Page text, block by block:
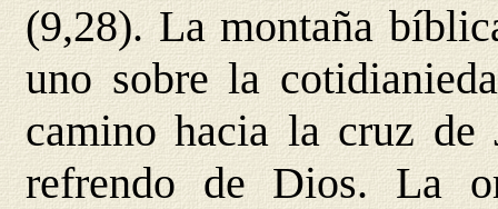
(9,28). La montaña
uno sobre la
camino hacia la cruz de
refrendo de Dios. La